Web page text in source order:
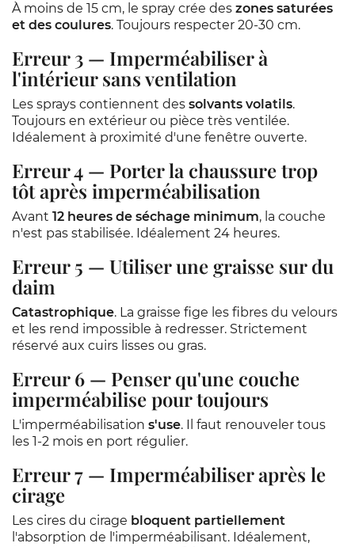
À moins de 15 cm, le spray crée des zones saturées
et des coulures. Toujours respecter 20-30 cm.
Erreur 3 — Imperméabiliser à
l'intérieur sans ventilation
Les sprays contiennent des solvants volatils.
Toujours en extérieur ou pièce très ventilée.
Idéalement à proximité d'une fenêtre ouverte.
Erreur 4 — Porter la chaussure trop
tôt après imperméabilisation
Avant 12 heures de séchage minimum, la couche
n'est pas stabilisée. Idéalement 24 heures.
Erreur 5 — Utiliser une graisse sur du
daim
Catastrophique. La graisse fige les fibres du velours
et les rend impossible à redresser. Strictement
réservé aux cuirs lisses ou gras.
Erreur 6 — Penser qu'une couche
imperméabilise pour toujours
L'imperméabilisation s'use. Il faut renouveler tous
les 1-2 mois en port régulier.
Erreur 7 — Imperméabiliser après le
cirage
Les cires du cirage bloquent partiellement
l'absorption de l'imperméabilisant. Idéalement,